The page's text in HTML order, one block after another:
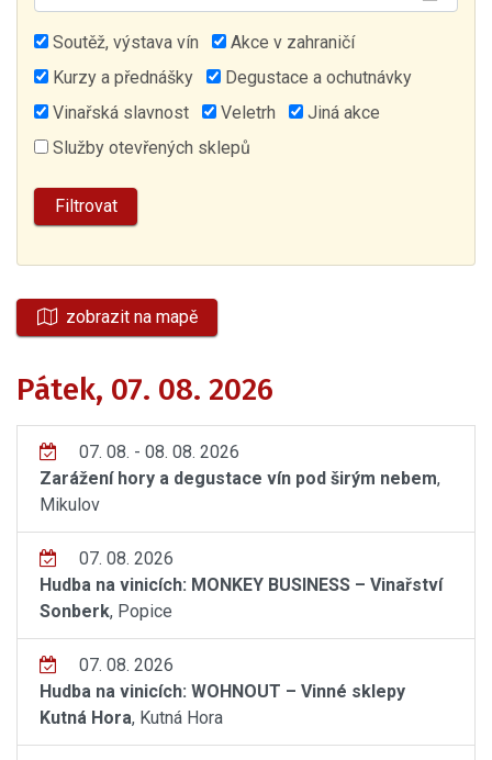
Soutěž, výstava vín
Akce v zahraničí
Kurzy a přednášky
Degustace a ochutnávky
Vinařská slavnost
Veletrh
Jiná akce
Služby otevřených sklepů
zobrazit na mapě
Pátek, 07. 08. 2026
07. 08. - 08. 08. 2026
Zarážení hory a degustace vín pod širým nebem,
Mikulov
07. 08. 2026
Hudba na vinicích: MONKEY BUSINESS – Vinařství
Sonberk, Popice
07. 08. 2026
Hudba na vinicích: WOHNOUT – Vinné sklepy
Kutná Hora, Kutná Hora